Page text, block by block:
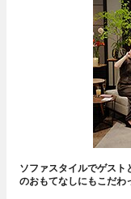
ソファスタイルでゲス
のおもてなしにもこだわ